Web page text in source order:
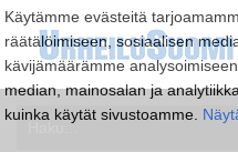
Käytämme evästeitä
räätälöimiseen, sosiaalisen
kävijämäärämme
median, mainosalan ja
kuinka käytät sivustoamme.